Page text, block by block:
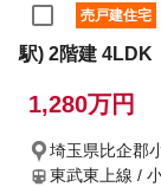
売戸建住宅
駅) 2階建 4LDK
1,280万円
埼玉県比企郡
東武東上線 /